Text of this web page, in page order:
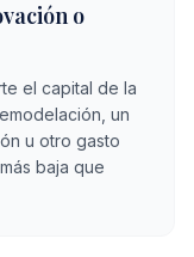
o
el capital de la
un
u otro gasto
baja que